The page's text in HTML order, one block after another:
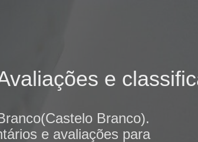
e
Branco).
e avaliações para